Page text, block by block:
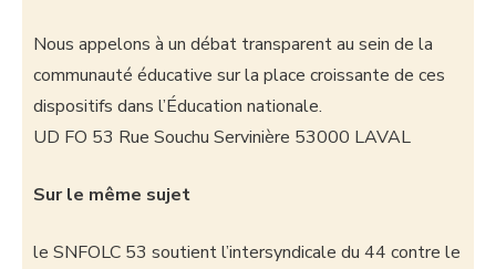
Nous appelons à un débat transparent au sein de la
communauté éducative sur la place croissante de ces
dispositifs dans l’Éducation nationale.
UD FO 53 Rue Souchu Servinière 53000 LAVAL
Sur le même sujet
le SNFOLC 53 soutient l’intersyndicale du 44 contre le